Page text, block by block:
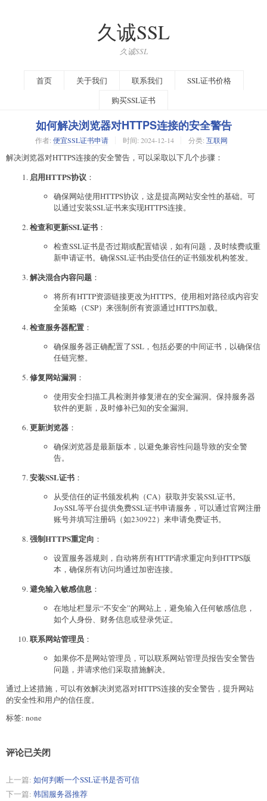
久诚SSL
久诚SSL
首页 关于我们 联系我们
SSL证书价格
购买SSL证书
如何解决浏览器对HTTPS连接的安全警告
作者: 便宜SSL证书申请 时间: 2024-12-14 分类: 互联网
解决浏览器对HTTPS连接的安全警告，可以采取以下几个步骤：
启用HTTPS协议 ：
确保网站使用HTTPS协议，这是提高网站安全性的基础。可
以通过安装SSL证书来实现HTTPS连接。
检查和更新SSL证书 ：
检查SSL证书是否过期或配置错误，如有问题，及时续费或重
新申请证书。确保SSL证书由受信任的证书颁发机构签发。
解决混合内容问题 ：
将所有HTTP资源链接更改为HTTPS。使用相对路径或内容安
全策略（CSP）来强制所有资源通过HTTPS加载。
检查服务器配置 ：
确保服务器正确配置了SSL，包括必要的中间证书，以确保信
任链完整。
修复网站漏洞 ：
使用安全扫描工具检测并修复潜在的安全漏洞。保持服务器
软件的更新，及时修补已知的安全漏洞。
更新浏览器 ：
确保浏览器是最新版本，以避免兼容性问题导致的安全警
告。
安装SSL证书 ：
从受信任的证书颁发机构（CA）获取并安装SSL证书。
JoySSL等平台提供免费SSL证书申请服务，可以通过官网注册
账号并填写注册码（如230922）来申请免费证书。
强制HTTPS重定向 ：
设置服务器规则，自动将所有HTTP请求重定向到HTTPS版
本，确保所有访问均通过加密连接。
避免输入敏感信息 ：
在地址栏显示“不安全”的网站上，避免输入任何敏感信息，
如个人身份、财务信息或登录凭证。
联系网站管理员 ：
如果你不是网站管理员，可以联系网站管理员报告安全警告
问题，并请求他们采取措施解决。
通过上述措施，可以有效解决浏览器对HTTPS连接的安全警告，提升网站
的安全性和用户的信任度。
标签: none
评论已关闭
上一篇: 如何判断一个SSL证书是否可信
下一篇: 韩国服务器推荐